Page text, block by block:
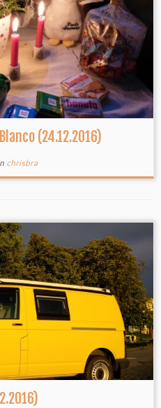
(24.12.2016)
chrisbra